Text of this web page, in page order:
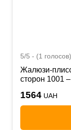
5/5 - (1 голосов)
Жалюзи-
сторон 1001
1564 UAH